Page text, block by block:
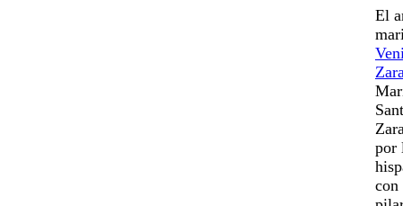
El
por
con